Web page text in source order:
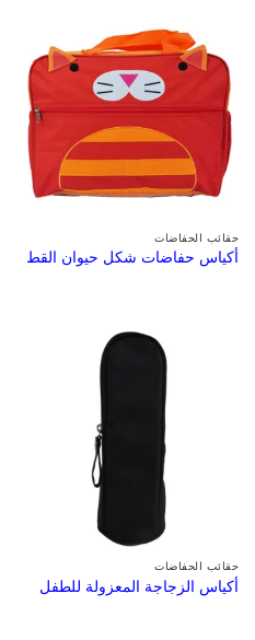
حقائب الحفاضات
أكياس حفاضات شكل حيوان القط
حقائب الحفاضات
أكياس الزجاجة المعزولة للطفل